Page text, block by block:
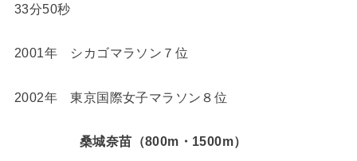
33分50秒
2001年 シカゴマラソン７位
2002年 東京国際女子マラソン８位
桑城奈苗（800m・1500m）